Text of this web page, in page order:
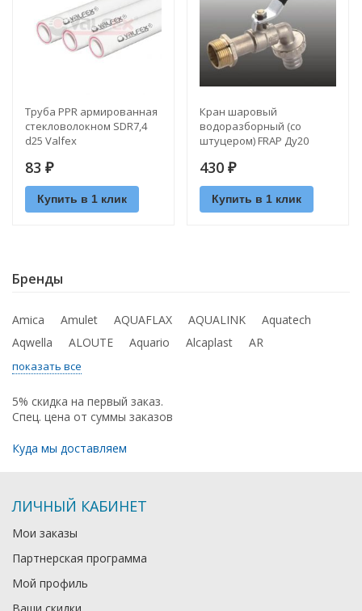
Труба PPR армированная
стекловолокном SDR7,4
d25 Valfex
83 ₽
Купить в 1 клик
Кран шаровый
водоразборный (со
штуцером) FRAP Ду20
430 ₽
Купить в 1 клик
Бренды
Amica Amulet AQUAFLAX AQUALINK
Aquatech
Aqwella
ALOUTE Aquario Alcaplast AR
показать все
5% скидка на первый заказ.
Спец. цена от суммы заказов
Куда мы доставляем
ЛИЧНЫЙ КАБИНЕТ
Мои заказы
Партнерская программа
Мой профиль